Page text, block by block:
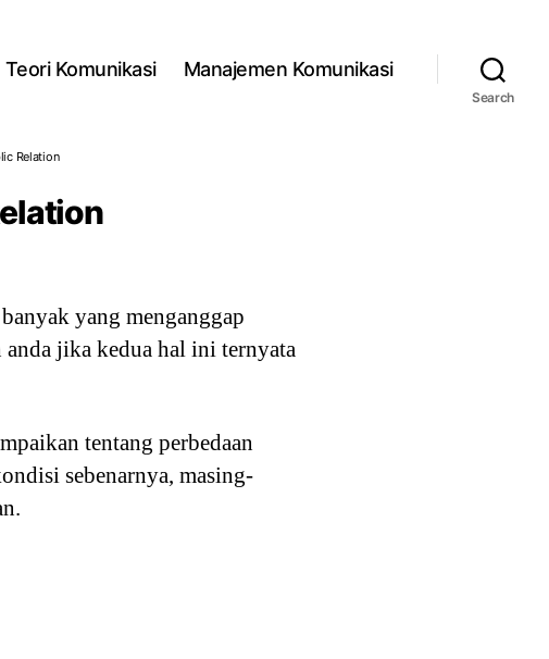
Teori Komunikasi Manajemen Komunikasi
Search
Relation
yang menganggap
anda jika kedua hal ini ternyata
tentang perbedaan
sebenarnya, masing-